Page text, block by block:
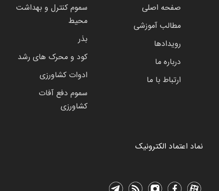
صفحه اصلی
مطالب آموزشی
رویدادها
درباره ما
ارتباط با ما
سموم کنترل و بهداشت
محیط
بذر
کود و محرک های رشد
ادوات کشاورزی
سموم دفع آفات
کشاورزی
نماد اعتماد الکترونیک